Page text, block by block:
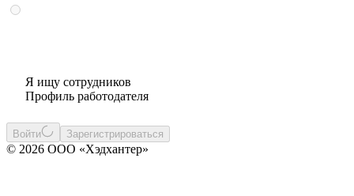
Я ищу сотрудников
Профиль работодателя
Войти Зарегистрироваться
© 2026 ООО «Хэдхантер»